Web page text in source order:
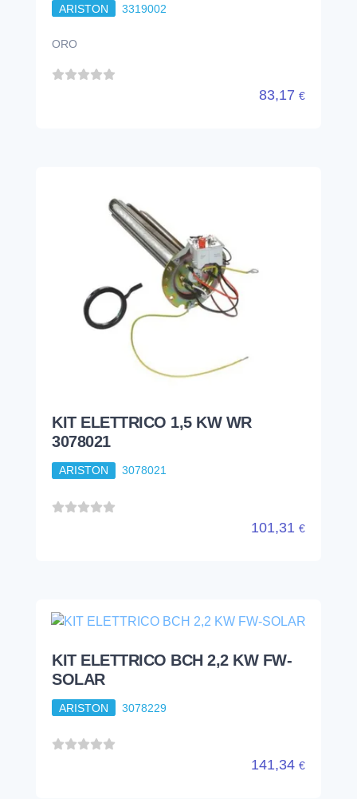
ARISTON 3319002
ORO
83,17 €
KIT ELETTRICO 1,5 KW WR
3078021
ARISTON 3078021
101,31 €
KIT ELETTRICO BCH 2,2 KW FW-
SOLAR
ARISTON 3078229
141,34 €